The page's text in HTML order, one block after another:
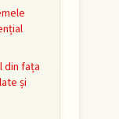
din fața
și